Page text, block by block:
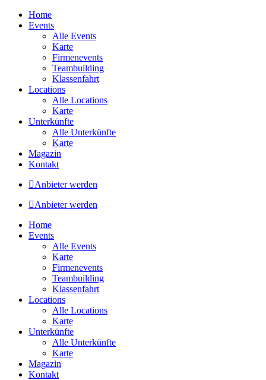
Home
Events
Alle Events
Karte
Firmenevents
Teambuilding
Klassenfahrt
Locations
Alle Locations
Karte
Unterkünfte
Alle Unterkünfte
Karte
Magazin
Kontakt
Anbieter werden
Anbieter werden
Home
Events
Alle Events
Karte
Firmenevents
Teambuilding
Klassenfahrt
Locations
Alle Locations
Karte
Unterkünfte
Alle Unterkünfte
Karte
Magazin
Kontakt